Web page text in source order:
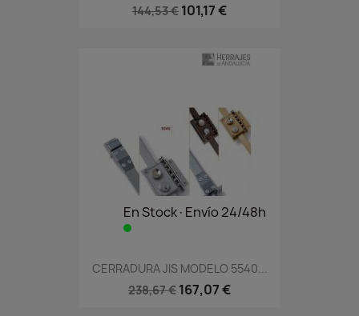
144,53 € 101,17 €
En Stock·Envío 24/48h
CERRADURA JIS MODELO 5540...
238,67 € 167,07 €